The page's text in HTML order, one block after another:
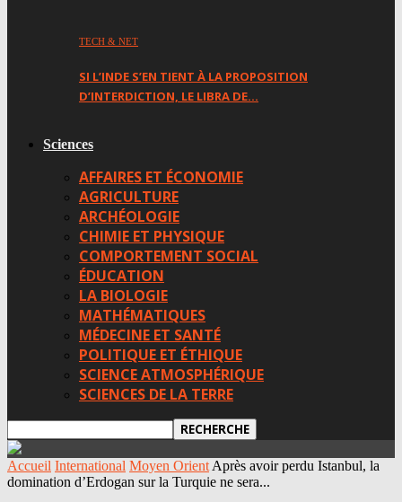
TECH & NET
SI L’INDE S’EN TIENT À LA PROPOSITION
D’INTERDICTION, LE LIBRA DE…
Sciences
AFFAIRES ET ÉCONOMIE
AGRICULTURE
ARCHÉOLOGIE
CHIMIE ET PHYSIQUE
COMPORTEMENT SOCIAL
ÉDUCATION
LA BIOLOGIE
MATHÉMATIQUES
MÉDECINE ET SANTÉ
POLITIQUE ET ÉTHIQUE
SCIENCE ATMOSPHÉRIQUE
SCIENCES DE LA TERRE
Accueil International Moyen Orient Après avoir perdu Istanbul, la
domination d’Erdogan sur la Turquie ne sera...